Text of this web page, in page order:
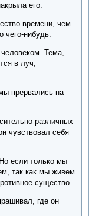
его.
времени, чем
чего-нибудь.
Тема,
в луч,
прервались на
различных
чувствовал себя
если только мы
так как мы живем
существо.
где он